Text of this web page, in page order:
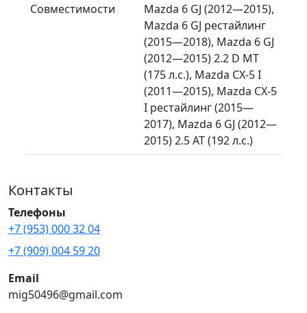
Совместимости
Mazda 6 GJ (2012—2015),
Mazda 6 GJ рестайлинг
(2015—2018), Mazda 6 GJ
(2012—2015) 2.2 D MT
(175 л.с.), Mazda CX-5 I
(2011—2015), Mazda CX-5
I рестайлинг (2015—
2017), Mazda 6 GJ (2012—
2015) 2.5 AT (192 л.с.)
Контакты
Телефоны
+7 (953) 000 32 04
+7 (909) 004 59 20
Email
mig50496@gmail.com